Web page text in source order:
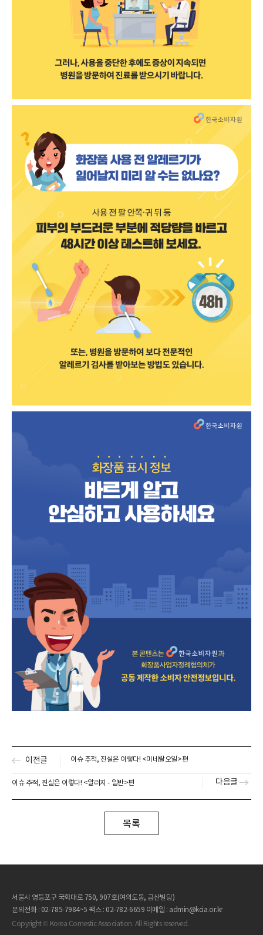
이전글 이슈 추적, 진실은 이렇다! <미네랄오일>편
다음글
이슈 추적, 진실은 이렇다! <알러지 - 일반>편
목록
서울시 영등포구 국회대로 750, 907호(여의도동, 금산빌딩)
문의전화 : 02-785-7984~5 팩스 : 02-782-6659 이메일 : admin@kcia.or.kr
Copyright © Korea Comestic Association. All Rights reserved.